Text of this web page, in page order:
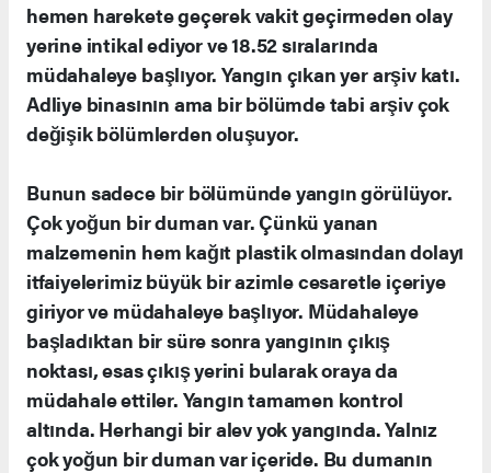
hemen harekete geçerek vakit geçirmeden olay
yerine intikal ediyor ve 18.52 sıralarında
müdahaleye başlıyor. Yangın çıkan yer arşiv katı.
Adliye binasının ama bir bölümde tabi arşiv çok
değişik bölümlerden oluşuyor.
Bunun sadece bir bölümünde yangın görülüyor.
Çok yoğun bir duman var. Çünkü yanan
malzemenin hem kağıt plastik olmasından dolayı
itfaiyelerimiz büyük bir azimle cesaretle içeriye
giriyor ve müdahaleye başlıyor. Müdahaleye
başladıktan bir süre sonra yangının çıkış
noktası, esas çıkış yerini bularak oraya da
müdahale ettiler. Yangın tamamen kontrol
altında. Herhangi bir alev yok yangında. Yalnız
çok yoğun bir duman var içeride. Bu dumanın